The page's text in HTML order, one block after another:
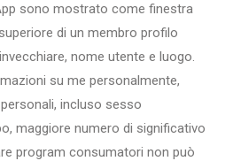
sono mostrato come finestra
di un membro profilo
nome utente e luogo.
su me personalmente,
incluso sesso
maggiore numero di significativo
program consumatori non può